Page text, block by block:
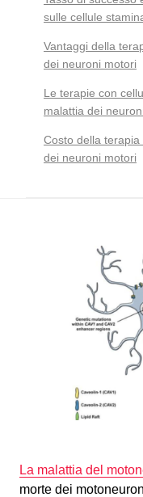
La malattia del
morte dei
sulle cellule
Vantaggi della
dei neuroni motori
Le terapie con
malattia dei
Costo della
dei neuroni motori